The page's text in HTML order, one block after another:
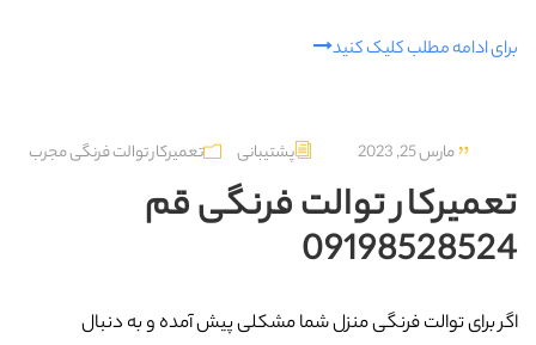
برای ادامه مطلب کلیک کنید
مارس 25, 2023 پشتیبانی تعمیرکار توالت فرنگی مجرب
تعمیرکار توالت فرنگی قم
09198528524
اگر برای توالت فرنگی منزل شما مشکلی پیش آمده و به دنبال